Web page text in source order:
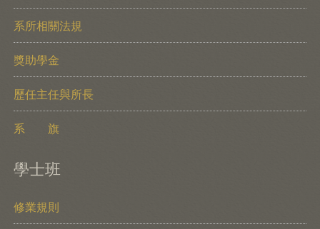
系所相關法規
獎助學金
歷任主任與所長
系 旗
學士班
修業規則